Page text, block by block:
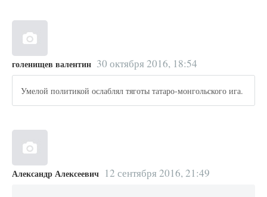
голенищев валентин 30 октября 2016, 18:54
Умелой политикой ослаблял тяготы татаро-монгольского ига.
Александр Алексеевич 12 сентября 2016, 21:49